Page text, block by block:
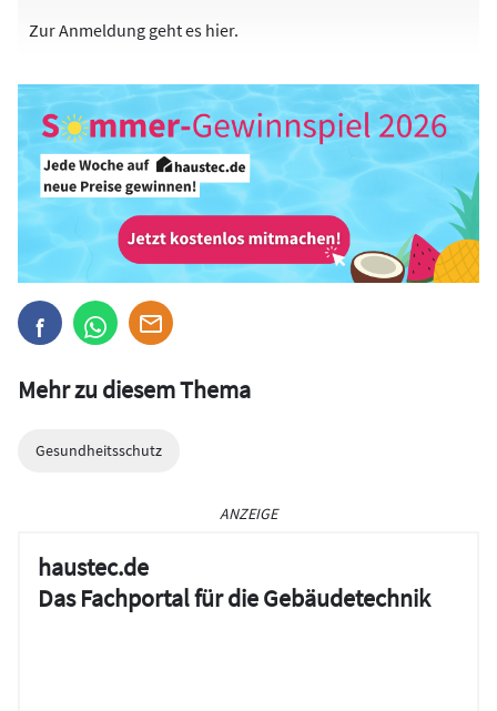
Zur Anmeldung geht es hier.
Mehr zu diesem Thema
Gesundheitsschutz
ANZEIGE
haustec.de
Das Fachportal für die Gebäudetechnik